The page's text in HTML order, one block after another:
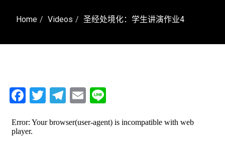
Home Videos 圣经处境化：学生讲演作业4
Facebook
Twitter
Telegram
Email